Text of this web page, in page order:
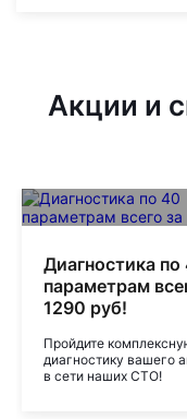
Акции и
Диагностика по
параметрам
1290 руб!
Пройдите
диагностику вашего
в сети наших СТО!